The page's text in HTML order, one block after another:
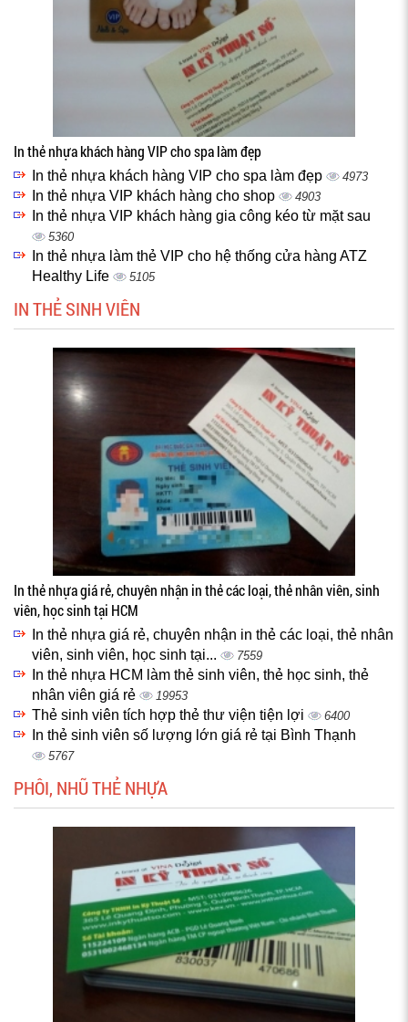
In thẻ nhựa khách hàng VIP cho spa làm đẹp
In thẻ nhựa khách hàng VIP cho spa làm đẹp 4973
In thẻ nhựa VIP khách hàng cho shop 4903
In thẻ nhựa VIP khách hàng gia công kéo từ mặt sau
5360
In thẻ nhựa làm thẻ VIP cho hệ thống cửa hàng ATZ
Healthy Life
5105
IN THẺ SINH VIÊN
In thẻ nhựa giá rẻ, chuyên nhận in thẻ các loại, thẻ nhân viên, sinh
viên, học sinh tại HCM
In thẻ nhựa giá rẻ, chuyên nhận in thẻ các loại, thẻ nhân
viên, sinh viên, học sinh tại...
7559
In thẻ nhựa HCM làm thẻ sinh viên, thẻ học sinh, thẻ
nhân viên giá rẻ
19953
Thẻ sinh viên tích hợp thẻ thư viện tiện lợi 6400
In thẻ sinh viên số lượng lớn giá rẻ tại Bình Thạnh
5767
PHÔI, NHŨ THẺ NHỰA